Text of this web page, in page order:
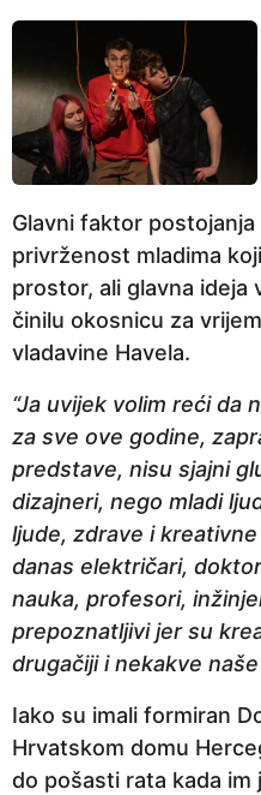
Glavni faktor
privrženost mladima
prostor, ali glavna ideja
činilu okosnicu za
vladavine Havela.
“Ja uvijek volim reći da
za sve ove godine,
predstave, nisu sjajni
dizajneri, nego mladi
ljude, zdrave i
danas električari,
nauka, profesori,
prepoznatljivi jer su
drugačiji i nekakve
Iako su imali formiran
Hrvatskom domu
do pošasti rata kada